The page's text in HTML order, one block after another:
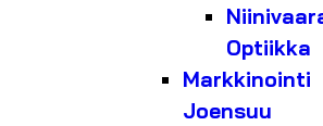
Optiikka
Markkinointi
Joensuu